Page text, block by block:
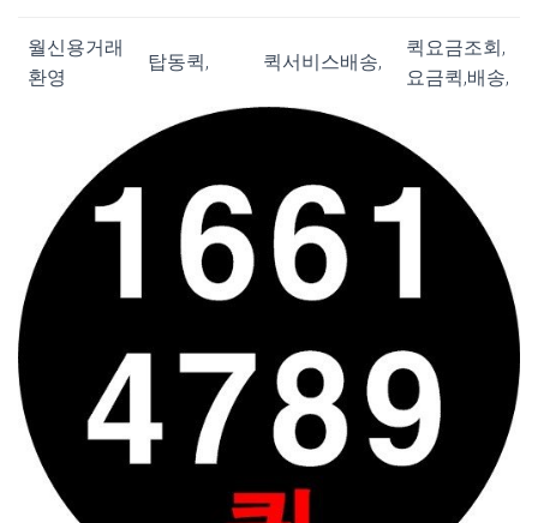
월신용거래
환영
탑동퀵, 퀵서비스배송,
퀵요금조회,
요금퀵,배송,